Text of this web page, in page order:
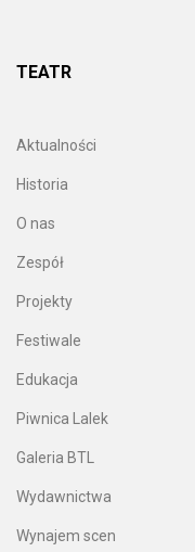
TEATR
Aktualności
Historia
O nas
Zespół
Projekty
Festiwale
Edukacja
Piwnica Lalek
Galeria BTL
Wydawnictwa
Wynajem scen